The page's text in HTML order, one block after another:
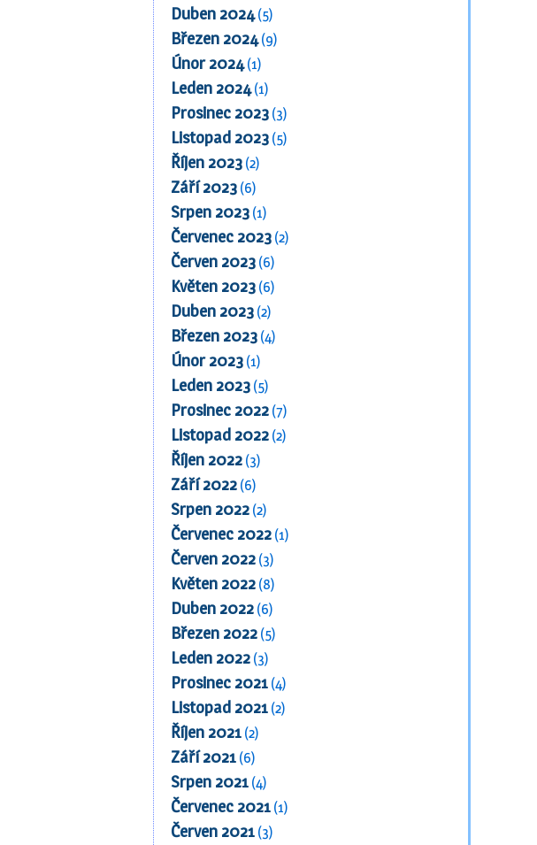
Duben 2024(5)
Březen 2024(9)
Únor 2024(1)
Leden 2024(1)
Prosinec 2023 (3)
Listopad 2023 (5)
Říjen 2023 (2)
Září 2023 (6)
Srpen 2023 (1)
Červenec 2023 (2)
Červen 2023 (6)
Květen 2023 (6)
Duben 2023 (2)
Březen 2023 (4)
Únor 2023 (1)
Leden 2023 (5)
Prosinec 2022 (7)
Listopad 2022 (2)
Říjen 2022 (3)
Září 2022 (6)
Srpen 2022 (2)
Červenec 2022 (1)
Červen 2022 (3)
Květen 2022 (8)
Duben 2022 (6)
Březen 2022 (5)
Leden 2022 (3)
Prosinec 2021 (4)
Listopad 2021 (2)
Říjen 2021 (2)
Září 2021 (6)
Srpen 2021 (4)
Červenec 2021 (1)
Červen 2021 (3)